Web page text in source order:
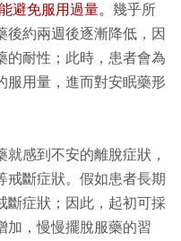
避免服用過量。 幾乎所
後約兩週後逐漸降低，因
的耐性；此時，患者會為
服用量，進而對安眠藥形
感到不安的離脫症狀，
戒斷症狀。假如患者長期
斷症狀；因此，起初可採
加，慢慢擺脫服藥的習